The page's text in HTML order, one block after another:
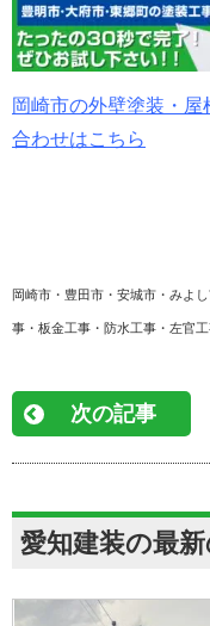
岡崎市の外壁塗装・
合わせはこちら
岡崎市・豊田市・安城市・みよ
事・板金工事・防水工事・左官
次の記事
愛知建装の最